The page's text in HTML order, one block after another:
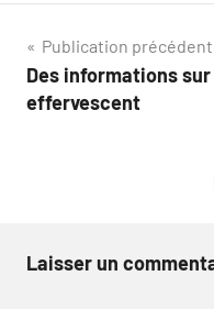
Navigation
de
Publication
Des informations
effervescent
Laisser un